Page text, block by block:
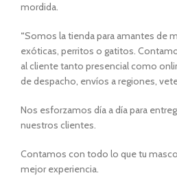
mordida.
“Somos la tienda para amantes de
exóticas, perritos o gatitos.
al cliente tanto presencial como
de despacho, envíos a regiones,
Nos esforzamos día a día para
nuestros clientes.
Contamos con todo lo que tu
mejor experiencia.